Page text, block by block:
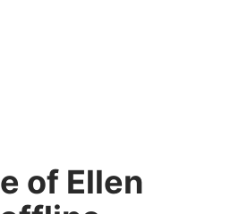
of Ellen